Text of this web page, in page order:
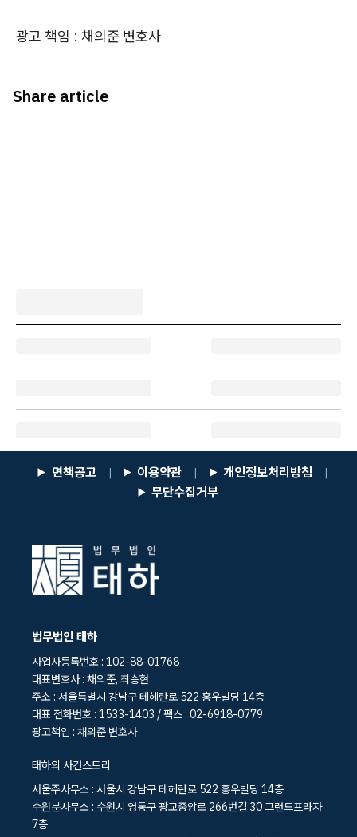
광고 책임 : 채의준 변호사
Share article
면책공고 | 이용약관 | 개인정보처리방침 |
무단수집거부
법무법인 태하
사업자등록번호 : 102-88-01768
대표변호사 : 채의준, 최승현
주소 : 서울특별시 강남구 테헤란로 522 홍우빌딩 14층
대표 전화번호 : 1533-1403 / 팩스 : 02-6918-0779
광고책임 : 채의준 변호사
태하의 사건스토리
서울주사무소 : 서울시 강남구 테헤란로 522 홍우빌딩 14층
수원분사무소 : 수원시 영통구 광교중앙로 266번길 30 그랜드프라자
7층